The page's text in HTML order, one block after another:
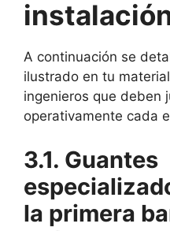
A continuación se
ilustrado en tu
ingenieros que deben
operativamente cada
3.1. Guantes
la primera